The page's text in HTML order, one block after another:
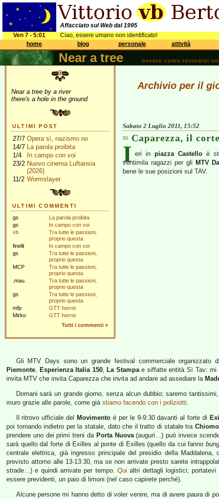
Affacciato sul Web dal 1995
Ven 7 - 5:01
Ciao, essere umano non identificato!
home
blog personale attività
Near a tree ovvero come rovinarsi
Near a tree by a river
there's a hole in the ground
ULTIMI POST
27/7 Opera sì, nazismo no
14/7 La parola proibita
1/4
In campo con voi
23/2 Nuovo cinema Luftansia
(2026)
11/2 Wormslayer
ULTIMI COMMENTI
gs
La parola proibita
gs
In campo con voi
vb
Tra tutte le passioni,
proprio questa
finelli
In campo con voi
gs
Tra tutte le passioni,
proprio questa
MCP
Tra tutte le passioni,
proprio questa
.mau.
Tra tutte le passioni,
proprio questa
gs
Tra tutte le passioni,
proprio questa
mfp
GTT horror
Mirko
GTT horror
Tutti i commenti »
Archivio per il
Sabato 2 Luglio 2011, 15:52
Caparezza, il
I eri in piazza Castello è
ventimila ragazzi per gli MTV
bene le sue posizioni sul TAV.
Gli MTV Days sono un grande festival commerciale organizzato
Piemonte, Esperienza Italia 150, La Stampae siffatte entità Sì Tav: mi
invita MTV che invita Caparezza che invita ad andare ad assediare la
Domani sarà un grande giorno, senza alcun dubbio; saremo
muro grazie alle parole, come già stiamo facendo con i poliziotti.
Il ritrovo ufficiale del Movimento è per le 9-9:30 davanti al forte di
poi tornando indietro per la statale, dato che il tratto di statale tra
prendere uno dei primi treni da Porta Nuova(auguri…) può invece
sarà quello dal forte di Exilles al ponte di Exilles (quello da cui fanno
centrale elettrica, già ingresso principale del presidio della
previsto attorno alle 13-13:30, ma se non arrivate presto sarete
strade…) e quindi arrivate per tempo. Qui altri dettagli logistici;
essere previdenti, un paio di limoni (nel caso capirete perché).
Alcune persone mi hanno detto di voler venire, ma di avere paura di